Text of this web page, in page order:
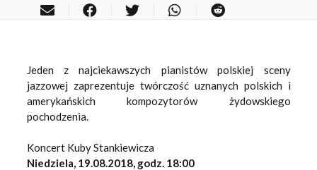
Jeden z najciekawszych pianistów polskiej sceny
jazzowej zaprezentuje twórczość uznanych polskich i
amerykańskich kompozytorów żydowskiego
pochodzenia.
Koncert Kuby Stankiewicza
Niedziela, 19.08.2018, godz. 18:00